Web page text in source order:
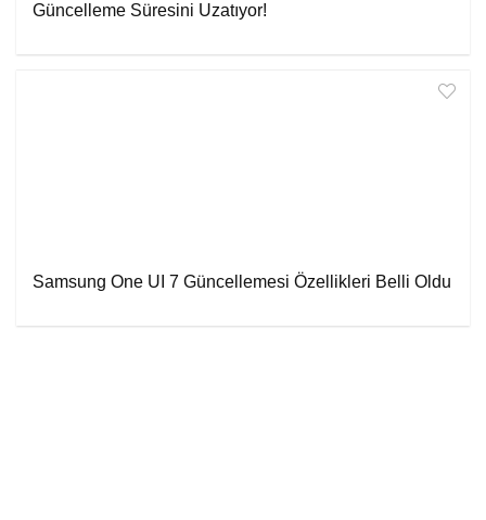
Güncelleme Süresini Uzatıyor!
Samsung One UI 7 Güncellemesi Özellikleri Belli Oldu